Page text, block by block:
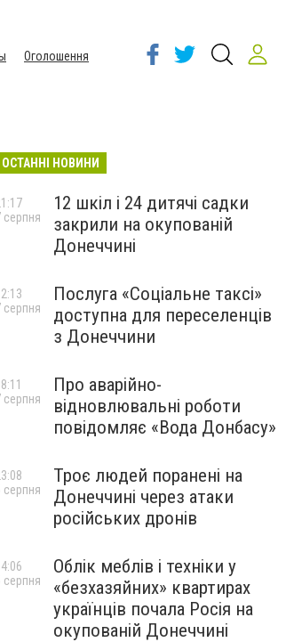
Оголошення
ОСТАННІ НОВИНИ
12 шкіл і 24 дитячі садки
закрили на окупованій
Донеччині
серпня
Послуга «Соціальне таксі»
доступна для переселенців
з Донеччини
серпня
Про аварійно-
відновлювальні роботи
повідомляє «Вода Донбасу»
серпня
Троє людей поранені на
Донеччині через атаки
російських дронів
серпня
Облік меблів і техніки у
«безхазяйних» квартирах
українців почала Росія на
окупованій Донеччині
серпня